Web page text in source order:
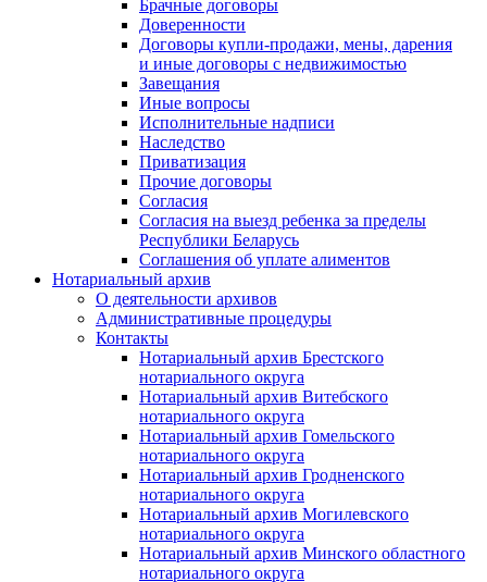
Брачные договоры
Доверенности
Договоры купли-продажи, мены, дарения
и иные договоры с недвижимостью
Завещания
Иные вопросы
Исполнительные надписи
Наследство
Приватизация
Прочие договоры
Согласия
Согласия на выезд ребенка за пределы
Республики Беларусь
Соглашения об уплате алиментов
Нотариальный архив
О деятельности архивов
Административные процедуры
Контакты
Нотариальный архив Брестского
нотариального округа
Нотариальный архив Витебского
нотариального округа
Нотариальный архив Гомельского
нотариального округа
Нотариальный архив Гродненского
нотариального округа
Нотариальный архив Могилевского
нотариального округа
Нотариальный архив Минского областного
нотариального округа